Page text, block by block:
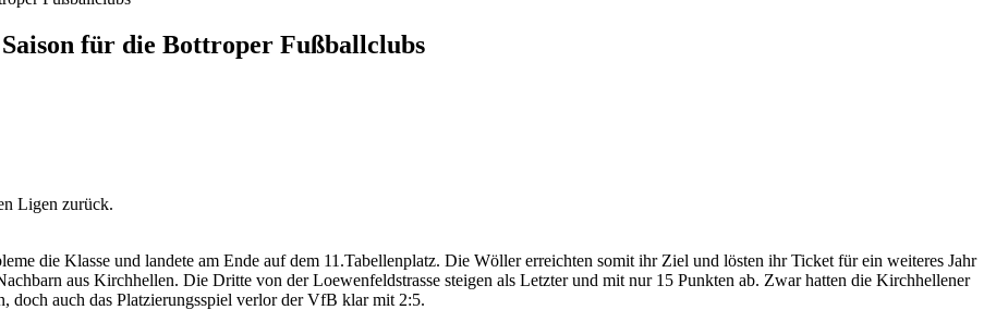
für die Bottroper Fußballclubs
Ligen zurück.
die Klasse und landete am Ende auf dem 11.Tabellenplatz. Die Wöller erreichten somit ihr Ziel und lösten ihr Ticket für ein weiteres Jahr
aus Kirchhellen. Die Dritte von der Loewenfeldstrasse steigen als Letzter und mit nur 15 Punkten ab. Zwar hatten die Kirchhellener
doch auch das Platzierungsspiel verlor der VfB klar mit 2:5.